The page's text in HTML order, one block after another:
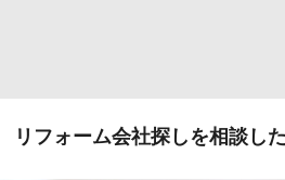
リフォーム会社探しを相談し